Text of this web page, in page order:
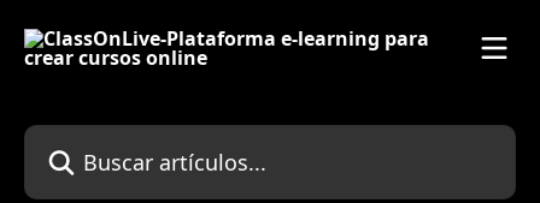
Buscar artículos...